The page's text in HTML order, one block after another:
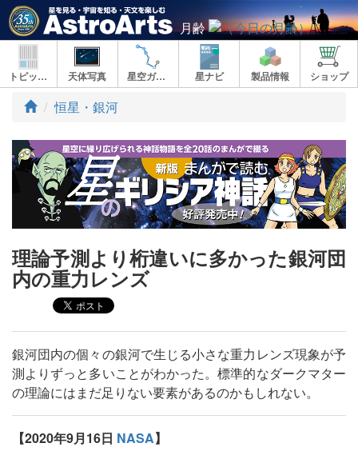
月齢
トピックス 天体写真 星空ガイド 星ナビ 製品情報 ショップ
ト
プ
恒星・銀河
理論予測より桁違いに多かった銀河団
内の重力レンズ
銀河団内の個々の銀河で生じる小さな重力レンズ現象が予
測よりずっと多いことがわかった。標準的なダークマター
の理論にはまだ足りない要素があるのかもしれない。
【2020年9月16日 NASA】